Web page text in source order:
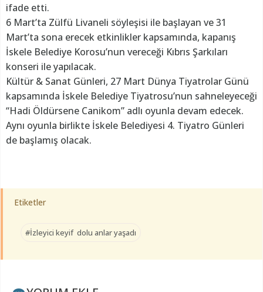
ifade etti.
6 Mart’ta Zülfü Livaneli söyleşisi ile başlayan ve 31
Mart’ta sona erecek etkinlikler kapsamında, kapanış
İskele Belediye Korosu’nun vereceği Kıbrıs Şarkıları
konseri ile yapılacak.
Kültür & Sanat Günleri, 27 Mart Dünya Tiyatrolar Günü
kapsamında İskele Belediye Tiyatrosu’nun sahneleyeceği
“Hadi Öldürsene Canikom” adlı oyunla devam edecek.
Aynı oyunla birlikte İskele Belediyesi 4. Tiyatro Günleri
de başlamış olacak.
Etiketler
#İzleyici keyif dolu anlar yaşadı